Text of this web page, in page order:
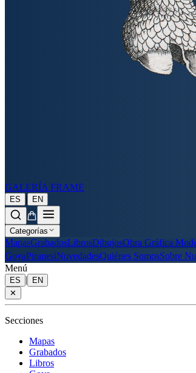
GALERÍA FRAME
ES | EN
Categorías
MapasGrabadosLibrosDibujosObra Gráfica
GoyaPiranesiNovedadesQuiénes SomosSobre
Menú
ES |
EN
✕
Secciones
Mapas
Grabados
Libros